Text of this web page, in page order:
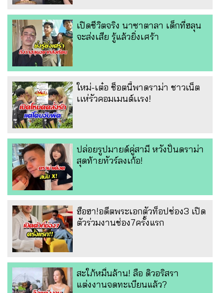
เปิดชีวิตจริง นาซาตาลา เด็กที่ฮลุน
จะส่งเสีย รู้แล้วยิ่งเศร้า
ใหม่-เต๋อ ช็อตนี้พาดราม่า ชาวเน็ต
เเห่รัวคอมเมนต์เเรง!
ปล่อยรูปมายด์คู่สามี หวังปั่นดราม่า
สุดท้ายทัวร์ลงเก้อ!
ฮือฮา!อดีตพระเอกตัวท็อปช่อง3 เปิด
ตัวร่วมงานช่อง7ครั้งแรก
สะใภ้หมื่นล้าน! ลือ ดิวอริสรา
แต่งงานจดทะเบียนแล้ว?